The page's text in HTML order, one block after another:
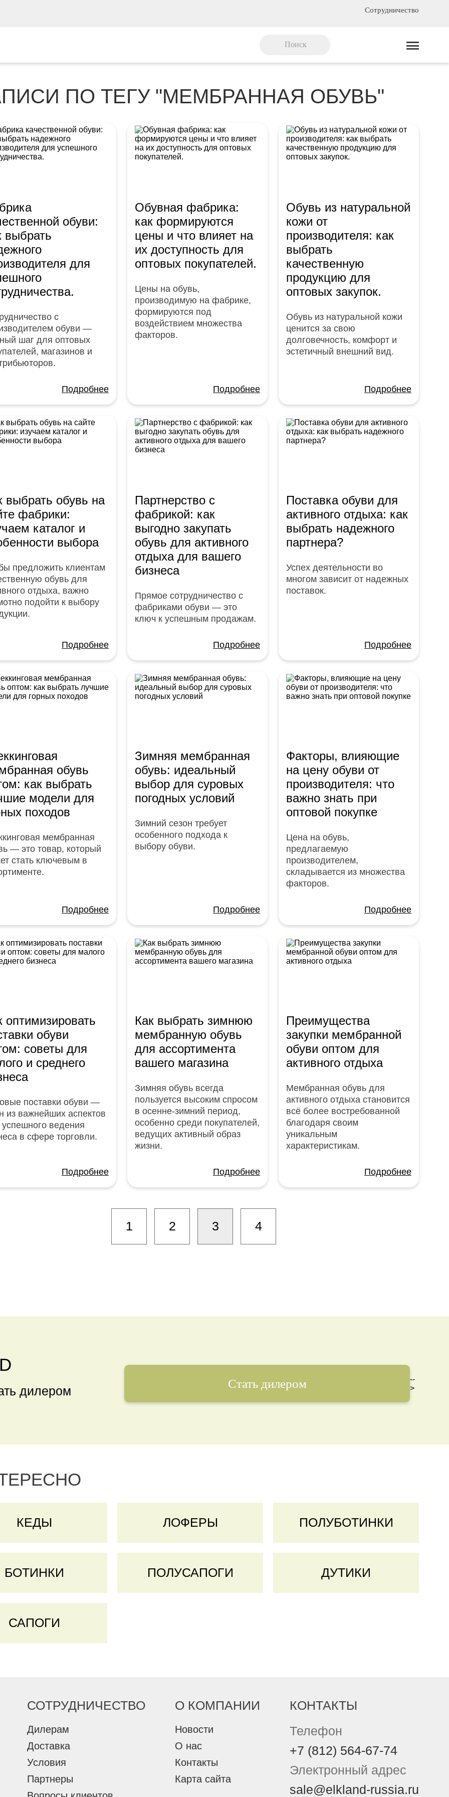
Сотрудничество
ПО ТЕГУ "МЕМБРАННАЯ ОБУВЬ"
обуви:
выбрать
для
с
обуви —
шаг для оптовых
магазинов и
Подробнее
Обувная фабрика:
как формируются
цены и что влияет на
их доступность для
оптовых покупателей.
Цены на обувь,
производимую на фабрике,
формируются под
воздействием множества
факторов.
Подробнее
Обувь из натуральной
кожи от
производителя: как
выбрать
качественную
продукцию для
оптовых закупок.
Обувь из натуральной кожи
ценится за свою
долговечность, комфорт и
эстетичный внешний вид.
Подробнее
выбрать обувь на
фабрики:
каталог и
выбора
предложить клиентам
обувь для
отдыха, важно
подойти к выбору
Подробнее
Партнерство с
фабрикой: как
выгодно закупать
обувь для активного
отдыха для вашего
бизнеса
Прямое сотрудничество с
фабриками обуви — это
ключ к успешным продажам.
Подробнее
Поставка обуви для
активного отдыха: как
выбрать надежного
партнера?
Успех деятельности во
многом зависит от надежных
поставок.
Подробнее
обувь
как выбрать
модели для
походов
мембранная
— это товар, который
стать ключевым в
Подробнее
Зимняя мембранная
обувь: идеальный
выбор для суровых
погодных условий
Зимний сезон требует
особенного подхода к
выбору обуви.
Подробнее
Факторы, влияющие
на цену обуви от
производителя: что
важно знать при
оптовой покупке
Цена на обувь,
предлагаемую
производителем,
складывается из множества
факторов.
Подробнее
оптимизировать
обуви
советы для
и среднего
поставки обуви —
из важнейших аспектов
ведения
в сфере торговли.
Подробнее
Как выбрать зимнюю
мембранную обувь
для ассортимента
вашего магазина
Зимняя обувь всегда
пользуется высоким спросом
в осенне-зимний период,
особенно среди покупателей,
ведущих активный образ
жизни.
Подробнее
Преимущества
закупки мембранной
обуви оптом для
активного отдыха
Мембранная обувь для
активного отдыха становится
всё более востребованной
благодаря своим
уникальным
характеристикам.
Подробнее
1 2 3 4
дилером
Стать дилером
--
>
КЕДЫ ЛОФЕРЫ ПОЛУБОТИНКИ
БОТИНКИ ПОЛУСАПОГИ ДУТИКИ
САПОГИ
СОТРУДНИЧЕСТВО
Дилерам
Доставка
Условия
Партнеры
О КОМПАНИИ
Новости
О нас
Контакты
Карта сайта
КОНТАКТЫ
Телефон
+7 (812) 564-67-74
Электронный адрес
sale@elkland-russia.ru